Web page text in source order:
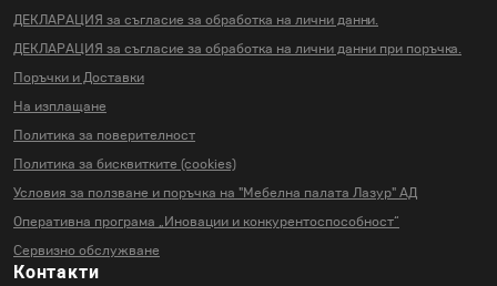
ДЕКЛАРАЦИЯ за съгласие за обработка на лични данни.
ДЕКЛАРАЦИЯ за съгласие за обработка на лични данни при поръчка.
Поръчки и Доставки
На изплащане
Политика за поверителност
Политика за бисквитките (cookies)
Условия за ползване и поръчка на "Мебелна палата Лазур" АД
Оперативна програма „Иновации и конкурентоспособност“
Сервизно обслужване
Контакти